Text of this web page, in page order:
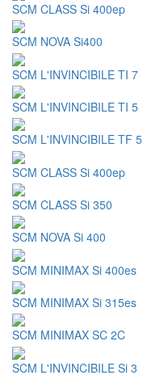
SCM CLASS Si 400ep
SCM NOVA Si400
SCM L'INVINCIBILE TI 7
SCM L'INVINCIBILE TI 5
SCM L'INVINCIBILE TF 5
SCM CLASS Si 400ep
SCM CLASS Si 350
SCM NOVA Si 400
SCM MINIMAX Si 400es
SCM MINIMAX Si 315es
SCM MINIMAX SC 2C
SCM L'INVINCIBILE Si 3